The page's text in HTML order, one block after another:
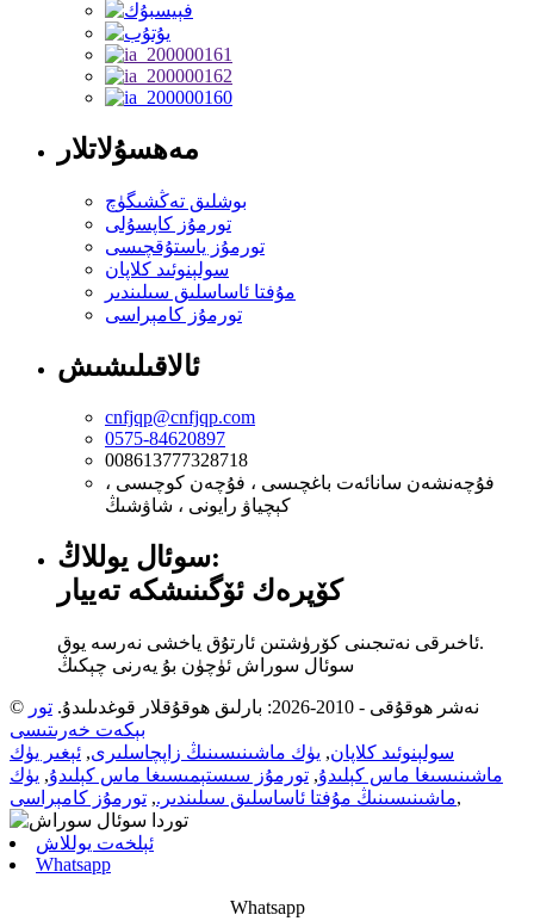
مەھسۇلاتلار
بوشلىق تەڭشىگۈچ
تورمۇز كاپسۇلى
تورمۇز ياستۇقچىسى
سولېنوئىد كلاپان
مۇفتا ئاساسلىق سىلىندىر
تورمۇز كامېراسى
ئالاقىلىشىش
cnfjqp@cnfjqp.com
0575-84620897
008613777328718
فۇچەنشەن سانائەت باغچىسى ، فۇچەن كوچىسى ،
كېچياۋ رايونى ، شاۋشىڭ
سوئال يوللاڭ:
كۆپرەك ئۆگىنىشكە تەييار
ئاخىرقى نەتىجىنى كۆرۈشتىن ئارتۇق ياخشى نەرسە يوق.
سوئال سوراش ئۈچۈن بۇ يەرنى چېكىڭ
© نەشر ھوقۇقى - 2010-2026: بارلىق ھوقۇقلار قوغدىلىدۇ.
تور
بېكەت خەرىتىسى
سولېنوئىد كلاپان, يۈك ماشىنىسىنىڭ زاپچاسلىرى, ئېغىر يۈك
ماشىنىسىغا ماس كېلىدۇ, تورمۇز سىستېمىسىغا ماس كېلىدۇ, يۈك
ماشىنىسىنىڭ مۇفتا ئاساسلىق سىلىندىر., تورمۇز كامېراسى ,
ئېلخەت يوللاش
Whatsapp
Whatsapp